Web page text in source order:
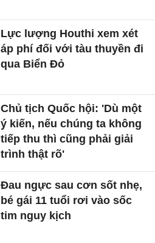
Lực lượng Houthi xem xét
áp phí đối với tàu thuyền đi
qua Biển Đỏ
Chủ tịch Quốc hội: 'Dù một
ý kiến, nếu chúng ta không
tiếp thu thì cũng phải giải
trình thật rõ'
Đau ngực sau cơn sốt nhẹ,
bé gái 11 tuổi rơi vào sốc
tim nguy kịch